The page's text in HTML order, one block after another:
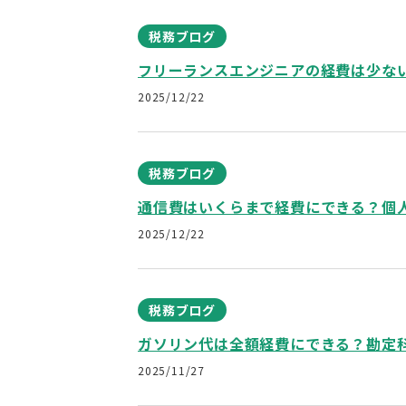
税務ブログ
フリーランスエンジニアの経費は少
2025/12/22
税務ブログ
通信費はいくらまで経費にできる？
2025/12/22
税務ブログ
ガソリン代は全額経費にできる？勘
2025/11/27